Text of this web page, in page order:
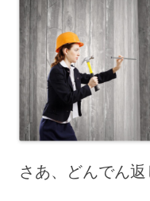
さあ、どんでん返